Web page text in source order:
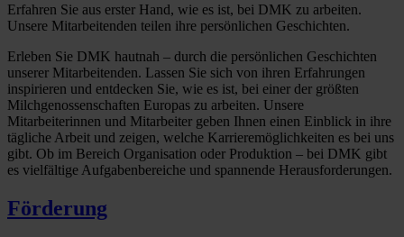
Erfahren Sie aus erster Hand, wie es ist, bei DMK zu arbeiten.
Unsere Mitarbeitenden teilen ihre persönlichen Geschichten.
Erleben Sie DMK hautnah – durch die persönlichen Geschichten
unserer Mitarbeitenden. Lassen Sie sich von ihren Erfahrungen
inspirieren und entdecken Sie, wie es ist, bei einer der größten
Milchgenossenschaften Europas zu arbeiten. Unsere
Mitarbeiterinnen und Mitarbeiter geben Ihnen einen Einblick in ihre
tägliche Arbeit und zeigen, welche Karrieremöglichkeiten es bei uns
gibt. Ob im Bereich Organisation oder Produktion – bei DMK gibt
es vielfältige Aufgabenbereiche und spannende Herausforderungen.
Förderung